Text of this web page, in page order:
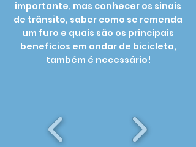
importante, mas conhecer os sinais
de trânsito, saber como se remenda
um furo e quais são os principais
benefícios em andar de bicicleta,
também é necessário!